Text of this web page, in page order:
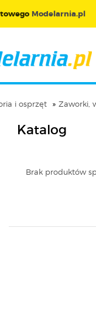
Modelarnia.pl
i osprzęt Zaworki,
Katalog
Brak produktów